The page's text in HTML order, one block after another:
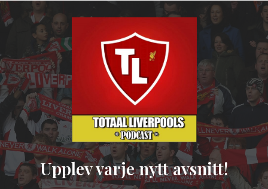
Upplev varje nytt avsnitt!